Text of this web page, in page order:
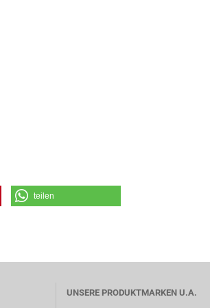
teilen
UNSERE PRODUKTMARKEN U.A.